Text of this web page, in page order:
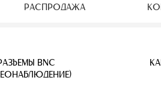
РАСПРОДАЖА
IP КАМЕРЫ
BNC
ВИТАЯ ПАРА